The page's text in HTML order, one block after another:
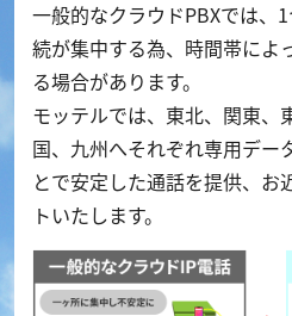
一般的なクラウドPBXでは、
続が集中する為、時間帯によ
る場合があります。
モッテルでは、東北、関東、
国、九州へそれぞれ専用デー
とで安定した通話を提供、お
トいたします。